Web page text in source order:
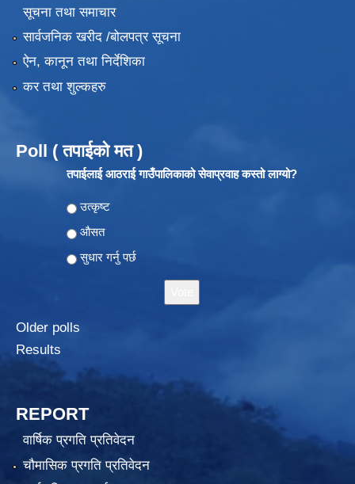
सूचना तथा समाचार
सार्वजनिक खरीद /बोलपत्र सूचना
ऐन, कानून तथा निर्देशिका
कर तथा शुल्कहरु
Poll ( तपाईको मत )
तपाईलाई आठराई गाउँपालिकाको सेवाप्रवाह कस्तो लाग्यो?
Choices
उत्कृष्ट
औसत
सुधार गर्नु पर्छ
Older polls
Results
REPORT
वार्षिक प्रगति प्रतिवेदन
चौमासिक प्रगति प्रतिवेदन